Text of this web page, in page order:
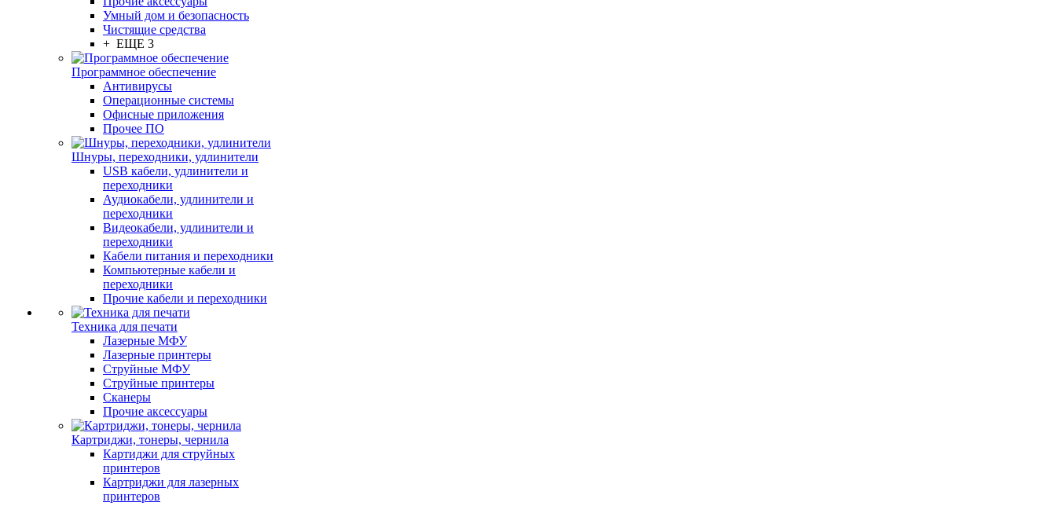
Умный дом и безопасность
Чистящие средства
+ ЕЩЕ 3
Программное обеспечение
Антивирусы
Операционные системы
Офисные приложения
Прочее ПО
Шнуры, переходники, удлинители
USB кабели, удлинители и
переходники
Аудиокабели, удлинители и
переходники
Видеокабели, удлинители и
переходники
Кабели питания и переходники
Компьютерные кабели и
переходники
Прочие кабели и переходники
Техника для печати
Лазерные МФУ
Лазерные принтеры
Струйные МФУ
Струйные принтеры
Сканеры
Прочие аксессуары
Картриджи, тонеры, чернила
Картиджи для струйных
принтеров
Картриджи для лазерных
принтеров